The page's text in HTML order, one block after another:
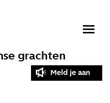
grachten
Meld je aan